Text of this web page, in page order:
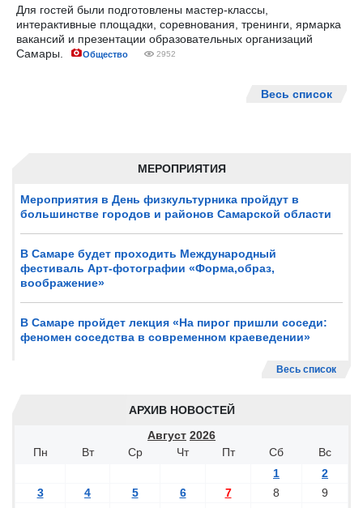
МЕРОПРИЯТИЯ
Мероприятия в День физкультурника пройдут в
большинстве городов и районов Самарской области
В Самаре будет проходить Международный
фестиваль Арт-фотографии «Форма,образ,
воображение»
В Самаре пройдет лекция «На пирог пришли соседи:
феномен соседства в современном краеведении»
Весь список
АРХИВ НОВОСТЕЙ
Август 2026
Пн
Вт Ср Чт Пт Сб
Вс
1
2
3
4 5 6 7 8
9
Для гостей были подготовлены мастер-классы,
интерактивные площадки, соревнования, тренинги, ярмарка
вакансий и презентации образовательных организаций
Самары.
Общество 2952
Весь список